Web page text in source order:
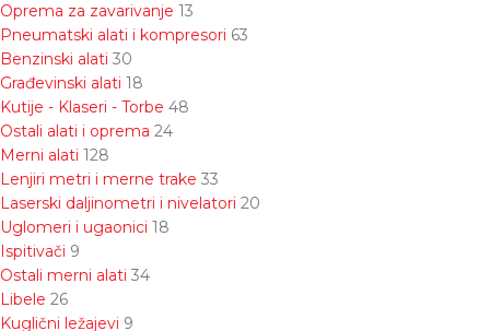
Oprema za zavarivanje 13
Pneumatski alati i kompresori 63
Benzinski alati 30
Građevinski alati 18
Kutije - Klaseri - Torbe 48
Ostali alati i oprema 24
Merni alati 128
Lenjiri metri i merne trake 33
Laserski daljinometri i nivelatori 20
Uglomeri i ugaonici 18
Ispitivači 9
Ostali merni alati 34
Libele 26
Kuglični ležajevi 9